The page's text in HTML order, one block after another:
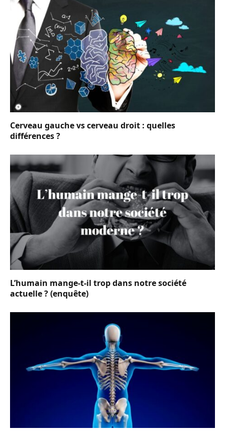
Cerveau gauche vs cerveau droit : quelles
différences ?
L’humain mange-t-il trop dans notre société
actuelle ? (enquête)